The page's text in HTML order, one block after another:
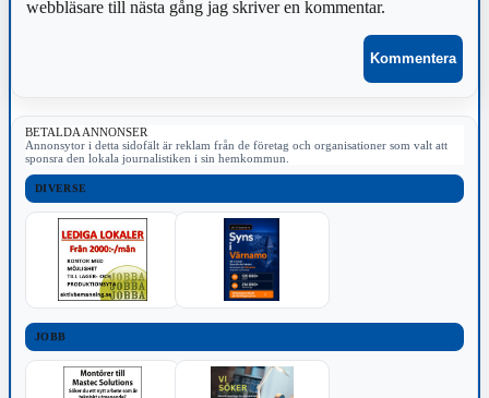
webbläsare till nästa gång jag skriver en kommentar.
BETALDA ANNONSER
Annonsytor i detta sidofält är reklam från de företag och organisationer som valt att
sponsra den lokala journalistiken i sin hemkommun.
DIVERSE
JOBB